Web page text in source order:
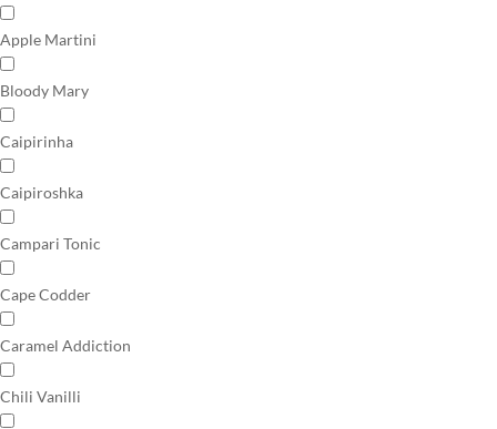
Apple Martini
Bloody Mary
Caipirinha
Caipiroshka
Campari Tonic
Cape Codder
Caramel Addiction
Chili Vanilli